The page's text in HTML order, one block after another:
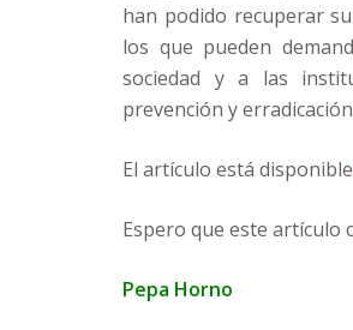
han podido recuperar
los que pueden
sociedad y a las
prevención y
El artículo está disponible
Espero que este artículo
Pepa Horno